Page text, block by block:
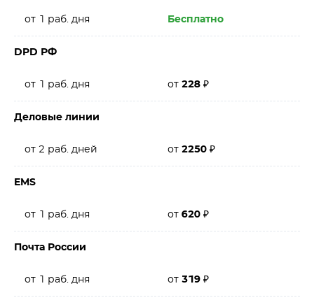
от 1 раб. дня Бесплатно
DPD РФ
от 1 раб. дня от 228 ₽
Деловые линии
от 2 раб. дней от 2250 ₽
EMS
от 1 раб. дня от 620 ₽
Почта России
от 1 раб. дня от 319 ₽